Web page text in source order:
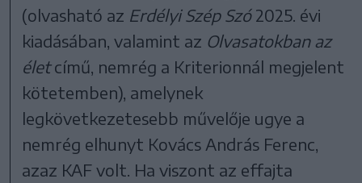
(olvasható az Erdélyi Szép Szó2025. évi
kiadásában, valamint az Olvasatokban az
életcímű, nemrég a Kriterionnál megjelent
kötetemben), amelynek
legkövetkezetesebb művelője ugye a
nemrég elhunyt Kovács András Ferenc,
azaz KAF volt. Ha viszont az effajta